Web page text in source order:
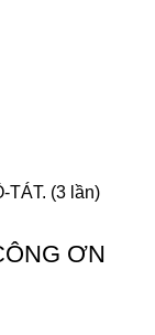
TÁT. (3 lần)
ƠN